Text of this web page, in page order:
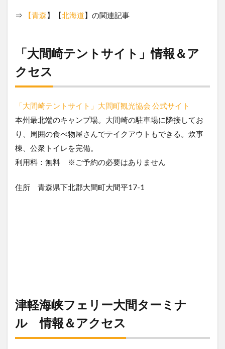
⇒ 【青森】【北海道】の関連記事
「大間崎テントサイト」情報＆ア
クセス
「大間崎テントサイト」大間町観光協会 公式サイト
本州最北端のキャンプ場。大間崎の駐車場に隣接してお
り、周囲の食べ物屋さんでテイクアウトもできる。炊事
棟、公衆トイレを完備。
利用料：無料 ※ご予約の必要はありません
住所 青森県下北郡大間町大間平17-1
津軽海峡フェリー大間ターミナ
ル 情報＆アクセス